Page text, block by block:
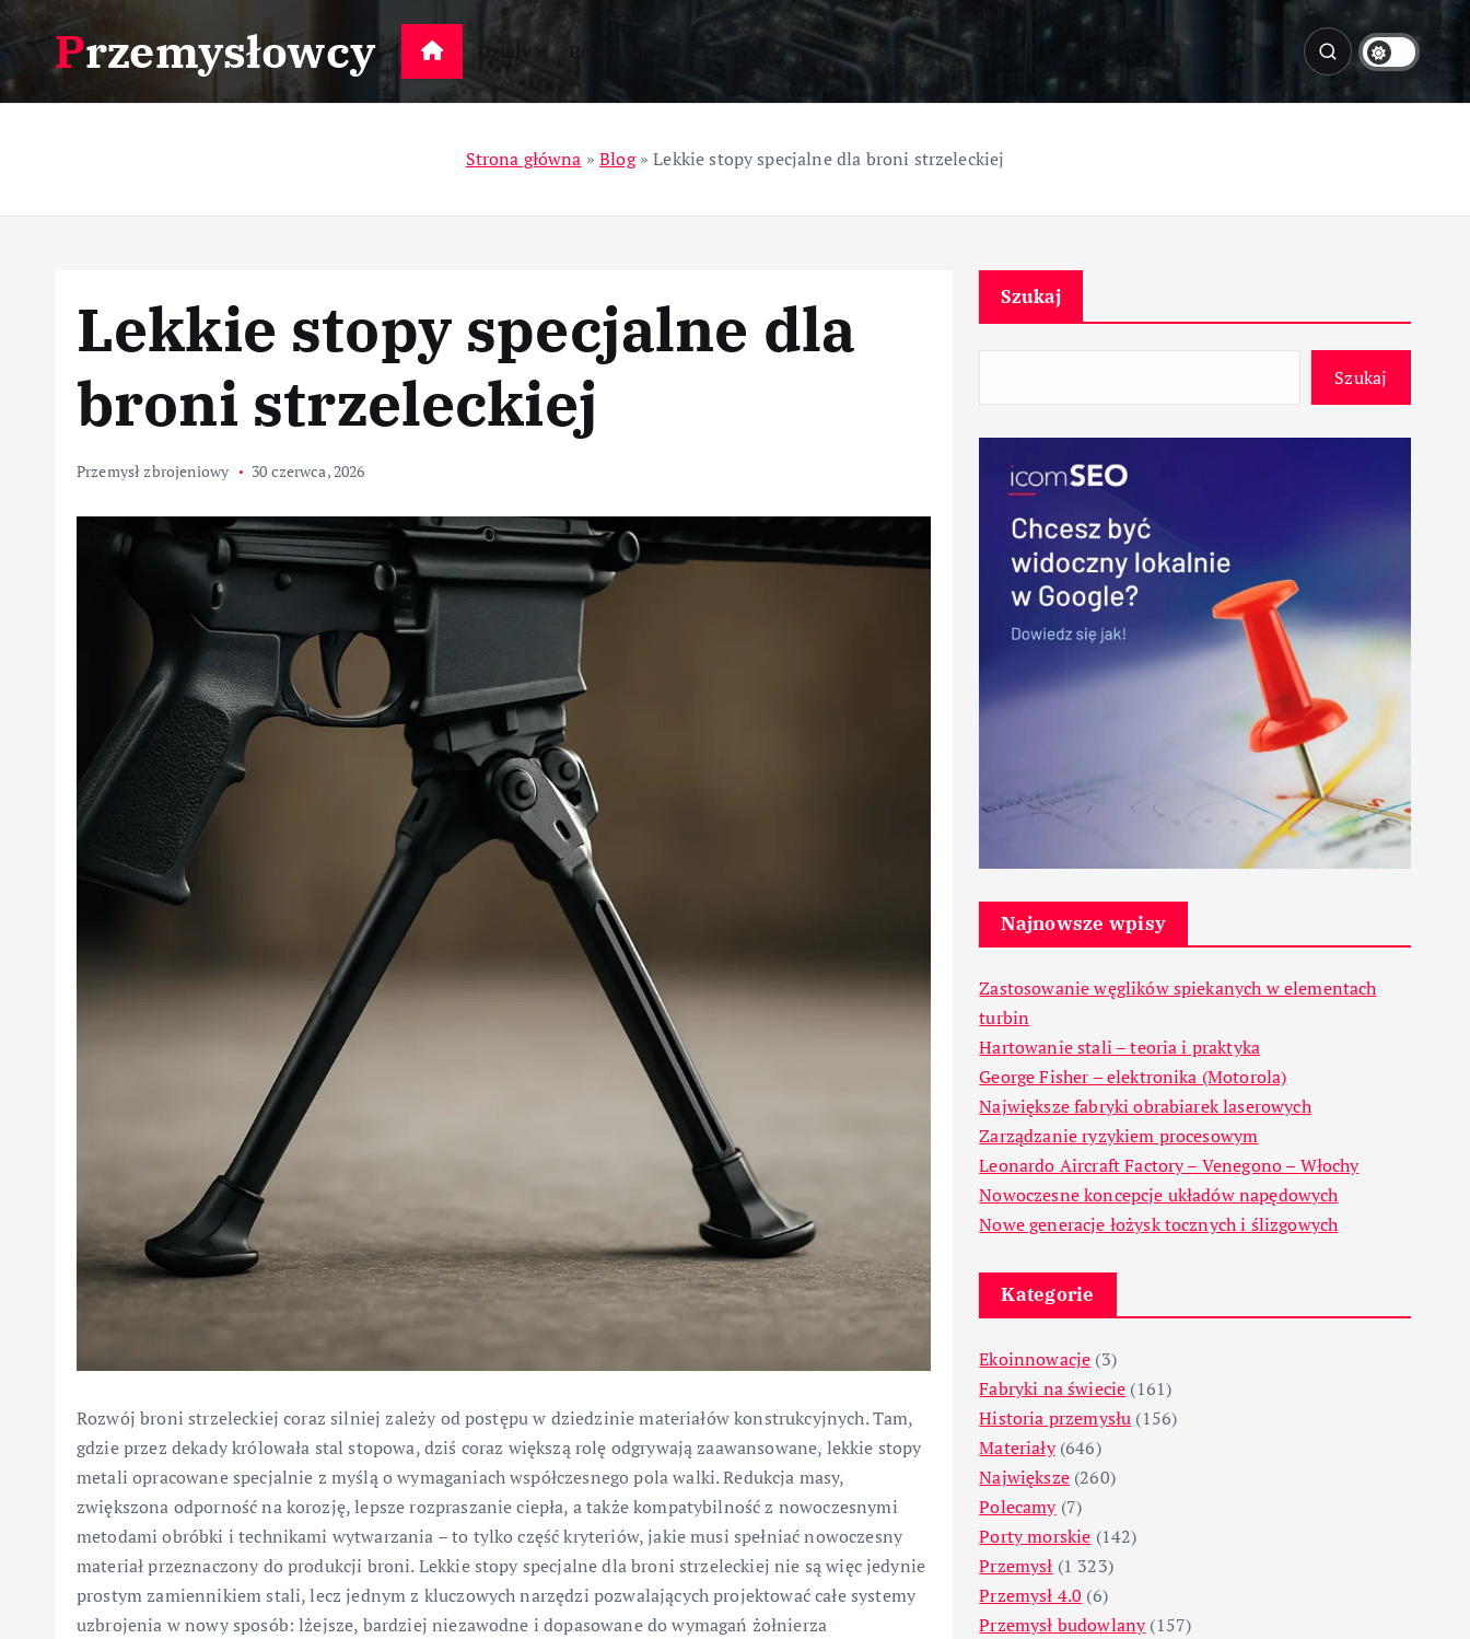
k
p
o
Przemysłowcy Przemysł
Strona główna »Blog»Lekkie stopy specjalne dla broni strzeleckiej
Lekkie stopy specjalne dla
broni strzeleckiej
Przemysł zbrojeniowy 30 czerwca, 2026
Rozwój broni strzeleckiej coraz silniej zależy od postępu w dziedzinie materiałów konstrukcyjnych. Tam,
gdzie przez dekady królowała stal stopowa, dziś coraz większą rolę odgrywają zaawansowane, lekkie stopy
metali opracowane specjalnie z myślą o wymaganiach współczesnego pola walki. Redukcja masy,
zwiększona odporność na korozję, lepsze rozpraszanie ciepła, a także kompatybilność z nowoczesnymi
metodami obróbki i technikami wytwarzania – to tylko część kryteriów, jakie musi spełniać nowoczesny
materiał przeznaczony do produkcji broni. Lekkie stopy specjalne dla broni strzeleckiej nie są więc jedynie
prostym zamiennikiem stali, lecz jednym z kluczowych narzędzi pozwalających projektować całe systemy
uzbrojenia w nowy sposób: lżejsze, bardziej niezawodne i dopasowane do wymagań żołnierza
Szukaj
Szukaj
Najnowsze wpisy
Zastosowanie węglików spiekanych w elementach
turbin
Hartowanie stali – teoria i praktyka
George Fisher – elektronika (Motorola)
Największe fabryki obrabiarek laserowych
Zarządzanie ryzykiem procesowym
Leonardo Aircraft Factory – Venegono – Włochy
Nowoczesne koncepcje układów napędowych
Nowe generacje łożysk tocznych i ślizgowych
Kategorie
Ekoinnowacje (3)
Fabryki na świecie (161)
Historia przemysłu (156)
Materiały(646)
Największe(260)
Polecamy(7)
Porty morskie (142)
Przemysł (1 323)
Przemysł 4.0 (6)
Przemysł budowlany(157)